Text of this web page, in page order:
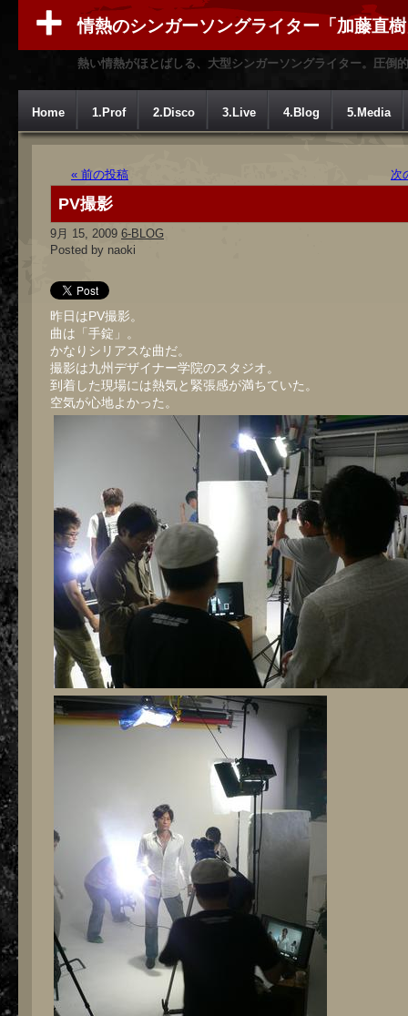
情熱のシンガーソングライター「加藤直
熱い情熱がほとばしる、大型シンガーソングライター。圧倒
Home 1.Prof 2.Disco 3.Live 4.Blog 5.Media
« 前の投稿 次
PV撮影
9月 15, 2009 6-BLOG
Posted by naoki
昨日はPV撮影。
曲は「手錠」。
かなりシリアスな曲だ。
撮影は九州デザイナー学院のスタジオ。
到着した現場には熱気と緊張感が満ちていた。
空気が心地よかった。